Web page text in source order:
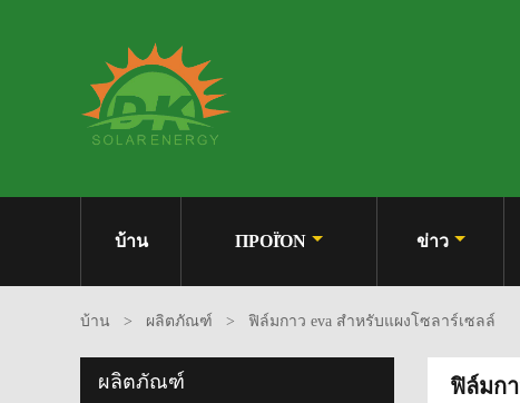
บ้าน ΠΡΟΪΌΝ ข่าว
บ้าน > ผลิตภัณฑ์ > ฟิล์มกาว eva สำหรับแผงโซลาร์เซลล์
ฟิล์มก
ผลิตภัณฑ์